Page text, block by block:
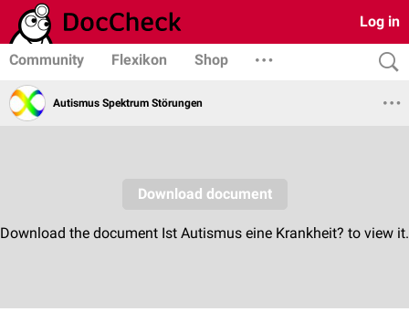
Log in
Community Flexikon Shop
Autismus Spektrum Störungen